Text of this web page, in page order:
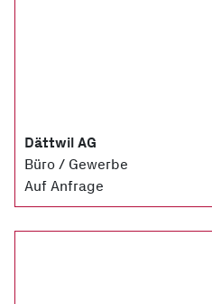
Dättwil AG
Büro / Gewerbe
Auf Anfrage